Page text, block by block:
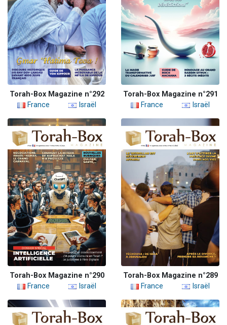
Torah-Box Magazine n°292
France
Israël
Torah-Box Magazine n°291
France
Israël
Torah-Box Magazine n°290
France
Israël
Torah-Box Magazine n°289
France
Israël